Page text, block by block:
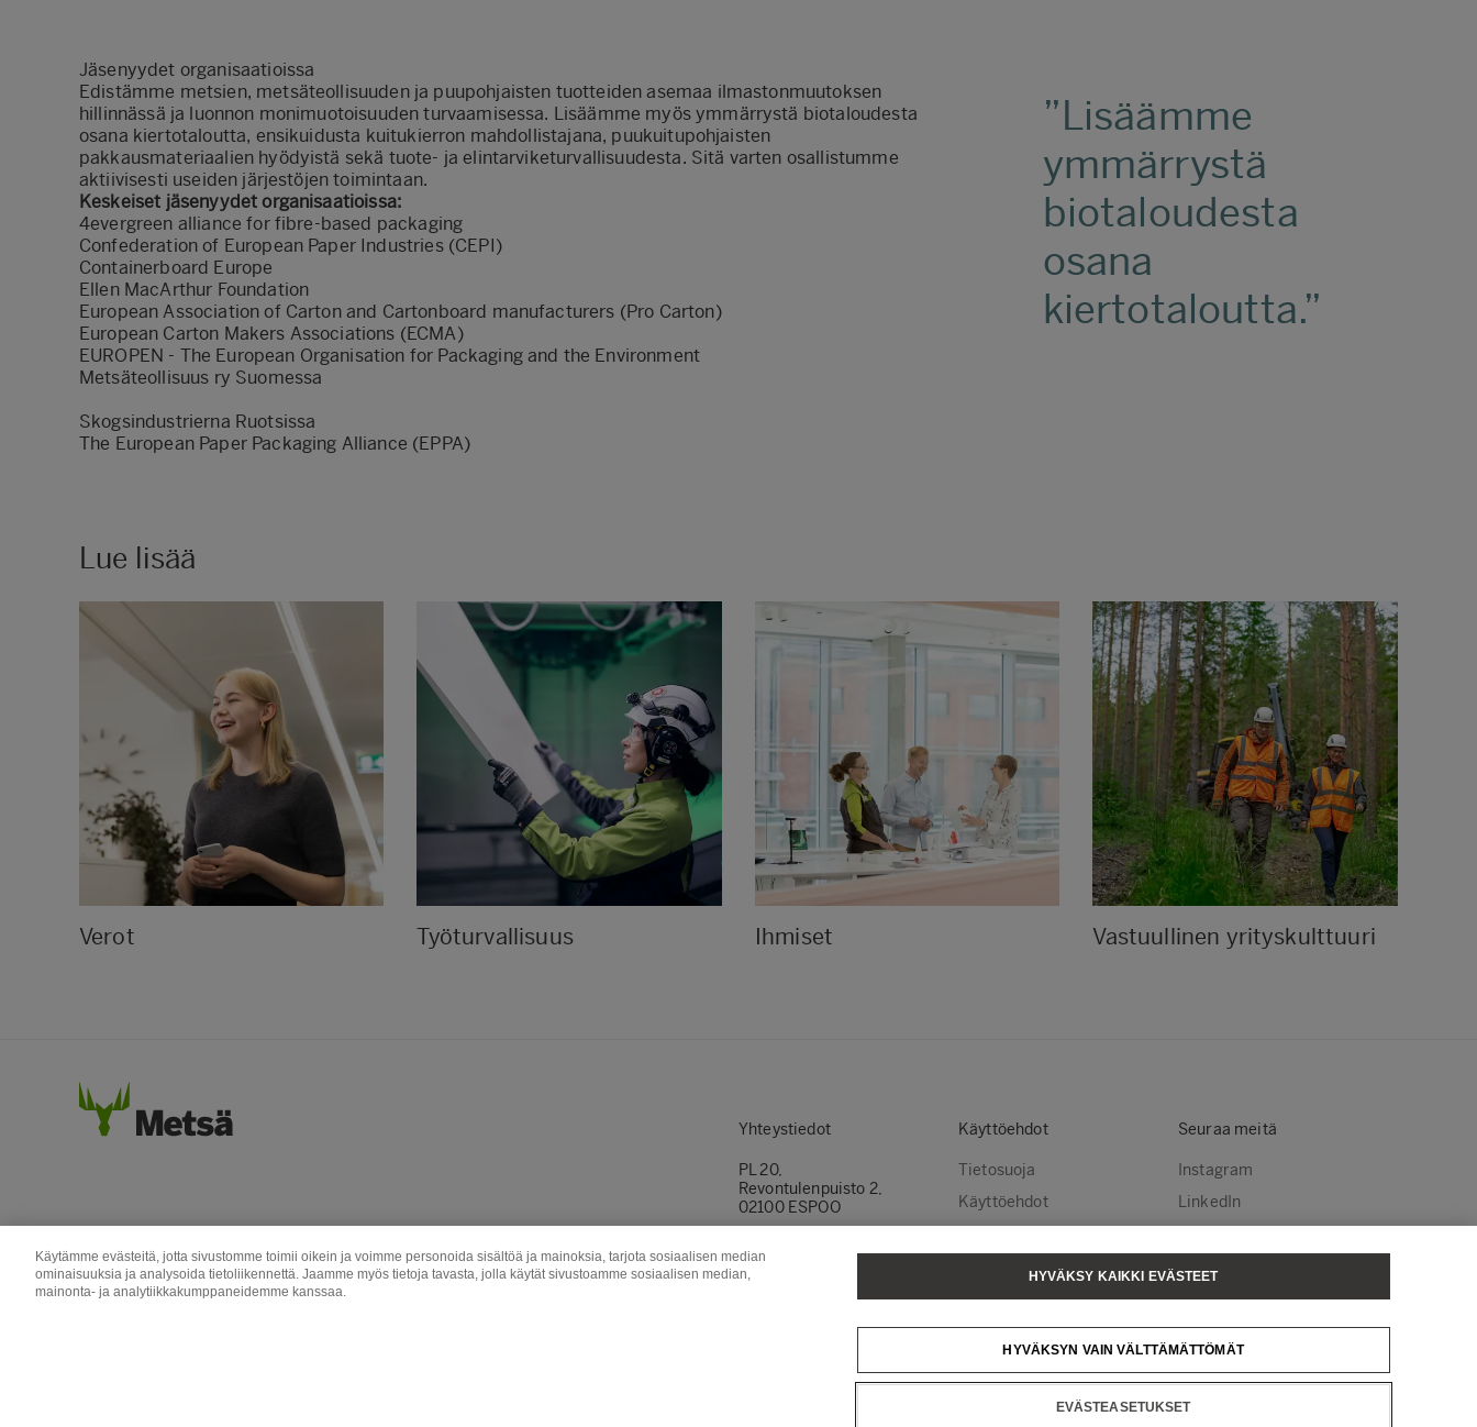
Jäsenyydet organisaatioissa
Edistämme metsien, metsäteollisuuden ja puupohjaisten tuotteiden asemaa ilmastonmuutoksen
hillinnässä ja luonnon monimuotoisuuden turvaamisessa. Lisäämme myös ymmärrystä biotaloudesta
osana kiertotaloutta, ensikuidusta kuitukierron mahdollistajana, puukuitupohjaisten
pakkausmateriaalien hyödyistä sekä tuote- ja elintarviketurvallisuudesta. Sitä varten osallistumme
aktiivisesti useiden järjestöjen toimintaan.
Keskeiset jäsenyydet organisaatioissa:
4evergreen alliance for fibre-based packaging
Confederation of European Paper Industries (CEPI)
Containerboard Europe
Ellen MacArthur Foundation
European Association of Carton and Cartonboard manufacturers (Pro Carton)
European Carton Makers Associations (ECMA)
EUROPEN - The European Organisation for Packaging and the Environment
Metsäteollisuus ry Suomessa
Skogsindustrierna Ruotsissa
The European Paper Packaging Alliance (EPPA)
Lisäämme
ymmärrystä
biotaloudesta
osana
kiertotaloutta.
Lue lisää
Verot Työturvallisuus Ihmiset Vastuullinen yrityskulttuuri
Yhteystiedot
PL 20,
Revontulenpuisto 2,
02100 ESPOO
Ota yhteyttä
Käyttöehdot
Tietosuoja
Käyttöehdot
Evästeasetukset
Seuraa meitä
Instagram
LinkedIn
Metsä Tissue Metsä Spring
Käytämme evästeitä, jotta sivustomme toimii oikein ja voimme personoida sisältöä ja mainoksia, tarjota sosiaalisen median
ominaisuuksia ja analysoida tietoliikennettä. Jaamme myös tietoja tavasta, jolla käytät sivustoamme sosiaalisen median,
mainonta- ja analytiikkakumppaneidemme kanssaa.
EVÄSTEASETUKSET
HYVÄKSYN VAIN VÄLTTÄMÄTTÖMÄT
HYVÄKSY KAIKKI EVÄSTEET